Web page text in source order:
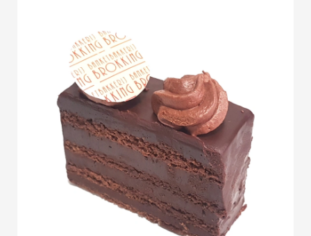
Verkooppunten
Bezorging
Over ons